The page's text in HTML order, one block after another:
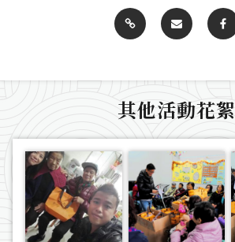
其他活動花絮